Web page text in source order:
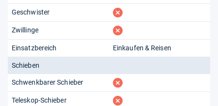
Geschwister fehlt
Zwillinge fehlt
Einsatzbereich Einkaufen & Reisen
Schieben
Schwenkbarer Schieber fehlt
Teleskop-Schieber fehlt